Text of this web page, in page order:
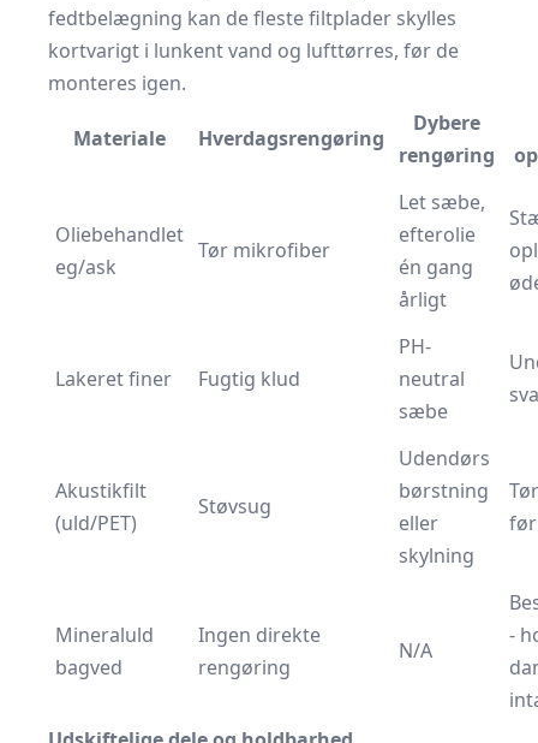
fedtbelægning kan de fleste filtplader skylles
kortvarigt i lunkent vand og lufttørres, før de
monteres igen.
Materiale Hverdagsrengøring
Dybere
rengøring
Oliebehandlet
eg/ask
Tør mikrofiber
Let sæbe,
efterolie
én gang
årligt
Lakeret finer Fugtig klud
PH-
neutral
sæbe
Akustikfilt
(uld/PET)
Støvsug
Udendørs
børstning
eller
skylning
Mineraluld
bagved
Ingen direkte
rengøring
N/A
-